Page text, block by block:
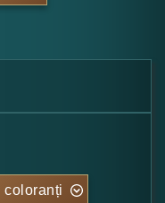
coloranți